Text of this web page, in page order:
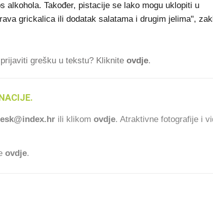
alkohola. Također, pistacije se lako mogu uklopiti u
grickalica ili dodatak salatama i drugim jelima",
grešku u tekstu? Kliknite ovdje.
ili klikom ovdje. Atraktivne fotografije i
ovdje.